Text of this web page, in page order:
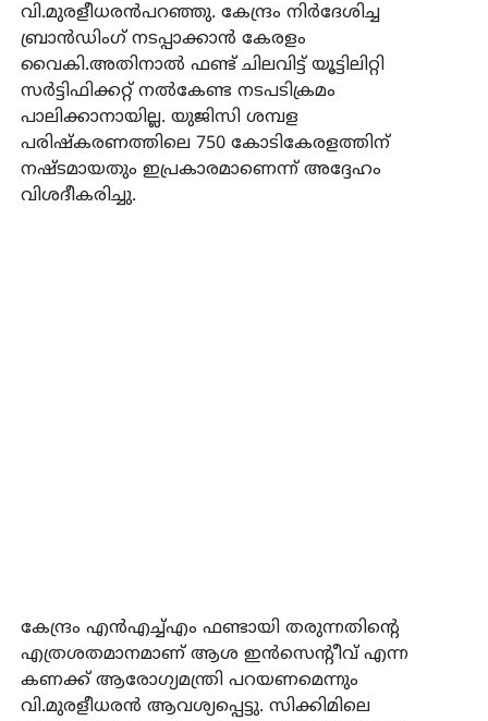
വി.മുരളീധരന്‍പറഞ്ഞു. കേന്ദ്രം നിര്‍ദേശിച്ച
ബ്രാന്‍ഡിംഗ് നടപ്പാക്കാന്‍ കേരളം
വൈകി.അതിനാല്‍ ഫണ്ട് ചിലവിട്ട് യൂട്ടിലിറ്റി
സര്‍ട്ടിഫിക്കറ്റ് നല്‍കേണ്ട നടപടിക്രമം
പാലിക്കാനായില്ല. യുജിസി ശമ്പള
പരിഷ്‌കരണത്തിലെ 750 കോടികേരളത്തിന്
നഷ്ടമായതും ഇപ്രകാരമാണെന്ന് അദ്ദേഹം
വിശദീകരിച്ചു.
കേന്ദ്രം എന്‍എച്ച്എം ഫണ്ടായി തരുന്നതിന്റെ
എത്രശതമാനമാണ് ആശ ഇന്‍സെന്റീവ് എന്ന
കണക്ക് ആരോഗ്യമന്ത്രി പറയണമെന്നും
വി.മുരളീധരന്‍ ആവശ്യപ്പെട്ടു. സിക്കിമിലെ